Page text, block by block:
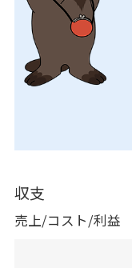
収支
売上/コスト/利益